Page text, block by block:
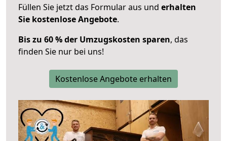
Füllen Sie jetzt das Formular aus und erhalten
Sie kostenlose Angebote.
Bis zu 60 % der Umzugskosten sparen, das
finden Sie nur bei uns!
Kostenlose Angebote erhalten